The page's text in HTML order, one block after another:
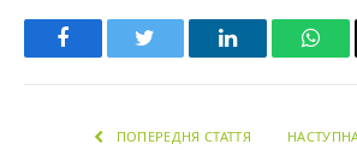
Facebook LinkedIn
ПОПЕРЕДНЯ СТАТТЯ